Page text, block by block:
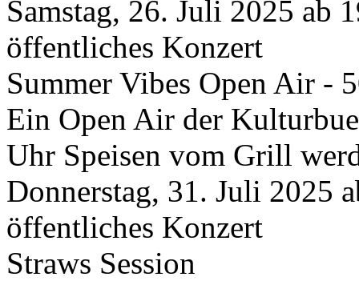
Samstag, 26. Juli 2025 ab
öffentliches Konzert
Summer Vibes Open Air -
Ein Open Air der
Uhr Speisen vom Grill
Donnerstag, 31. Juli 2025
öffentliches Konzert
Straws Session